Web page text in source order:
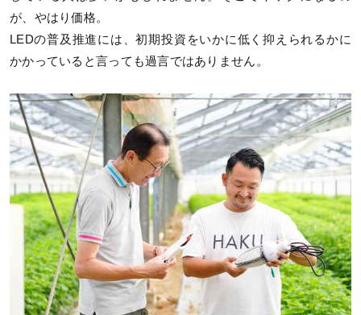
が、やはり価格。
LEDの普及推進には、初期投資をいかに低く抑えられるかに
かかっていると言っても過言ではありません。